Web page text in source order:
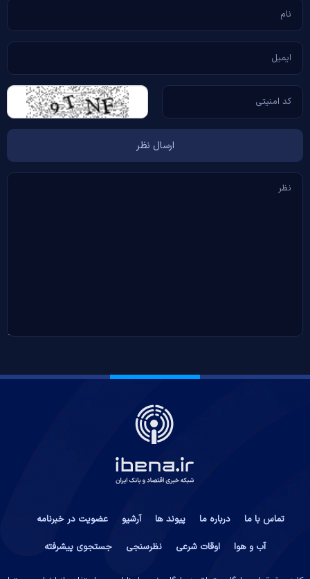
تماس با ما درباره ما پیوند ها آرشیو
عضویت در خبرنامه
آب و هوا
اوقات شرعی نظرسنجی جستجوی پیشرفته